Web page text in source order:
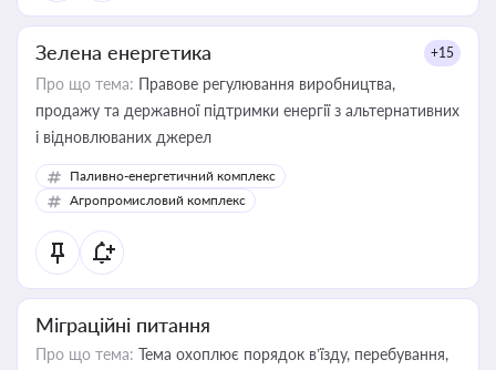
Зелена енергетика +15
Про що тема: Правове регулювання виробництва,
продажу та державної підтримки енергії з альтернативних
і відновлюваних джерел
Паливно-енергетичний комплекс
Агропромисловий комплекс
Міграційні питання
Про що тема: Тема охоплює порядок в’їзду, перебування,